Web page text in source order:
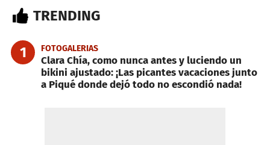
TRENDING
1 FOTOGALERIAS
Clara Chía, como nunca antes y luciendo un
bikini ajustado: ¡Las picantes vacaciones junto
a Piqué donde dejó todo no escondió nada!